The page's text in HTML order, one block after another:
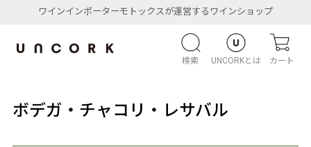
ワインインポーターモトックスが運営するワインショップ
検索 UNCORKとは カート
ボデガ・チャコリ・レサバル